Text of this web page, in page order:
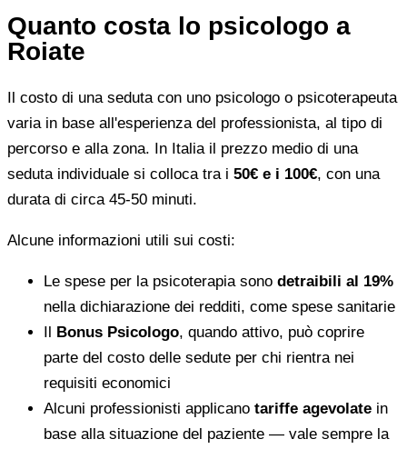
Quanto costa lo psicologo a
Roiate
Il costo di una seduta con uno psicologo o psicoterapeuta
varia in base all'esperienza del professionista, al tipo di
percorso e alla zona. In Italia il prezzo medio di una
seduta individuale si colloca tra i 50€ e i 100€, con una
durata di circa 45-50 minuti.
Alcune informazioni utili sui costi:
Le spese per la psicoterapia sono detraibili al 19%
nella dichiarazione dei redditi, come spese sanitarie
Il Bonus Psicologo, quando attivo, può coprire
parte del costo delle sedute per chi rientra nei
requisiti economici
Alcuni professionisti applicano tariffe agevolate in
base alla situazione del paziente — vale sempre la